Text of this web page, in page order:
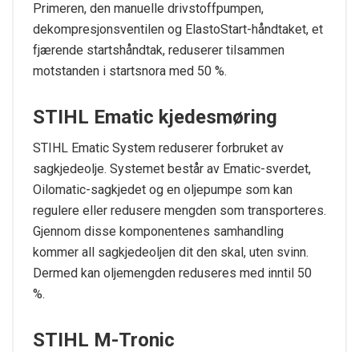
Primeren, den manuelle drivstoffpumpen,
dekompresjonsventilen og ElastoStart-håndtaket, et
fjærende startshåndtak, reduserer tilsammen
motstanden i startsnora med 50 %.
STIHL Ematic kjedesmøring
STIHL Ematic System reduserer forbruket av
sagkjedeolje. Systemet består av Ematic-sverdet,
Oilomatic-sagkjedet og en oljepumpe som kan
regulere eller redusere mengden som transporteres.
Gjennom disse komponentenes samhandling
kommer all sagkjedeoljen dit den skal, uten svinn.
Dermed kan oljemengden reduseres med inntil 50
%.
STIHL M-Tronic